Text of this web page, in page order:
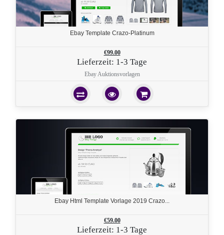
Ebay Template Crazo-Platinum
€99.00
Lieferzeit: 1-3 Tage
Ebay Auktionsvorlagen
Ebay Html Template Vorlage 2019 Crazo...
€59.00
Lieferzeit: 1-3 Tage